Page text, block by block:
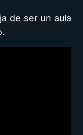
de ser un aula